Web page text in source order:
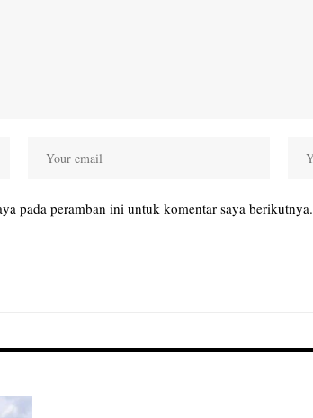
pada peramban ini untuk komentar saya berikutnya.